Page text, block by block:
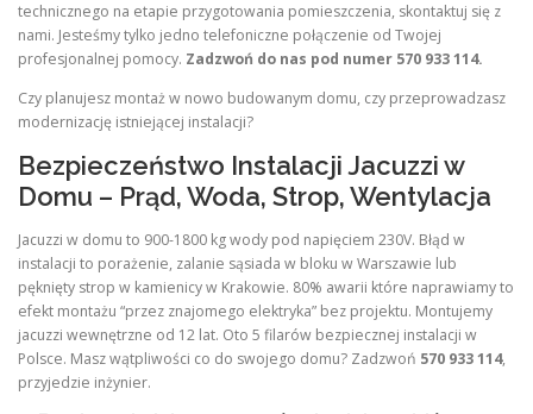
technicznego na etapie przygotowania pomieszczenia, skontaktuj się z
nami. Jesteśmy tylko jedno telefoniczne połączenie od Twojej
profesjonalnej pomocy. Zadzwoń do nas pod numer 570 933 114.
Czy planujesz montaż w nowo budowanym domu, czy przeprowadzasz
modernizację istniejącej instalacji?
Bezpieczeństwo Instalacji Jacuzzi w
Domu – Prąd, Woda, Strop, Wentylacja
Jacuzzi w domu to 900-1800 kg wody pod napięciem 230V. Błąd w
instalacji to porażenie, zalanie sąsiada w bloku w Warszawie lub
pęknięty strop w kamienicy w Krakowie. 80% awarii które naprawiamy to
efekt montażu “przez znajomego elektryka” bez projektu. Montujemy
jacuzzi wewnętrzne od 12 lat. Oto 5 filarów bezpiecznej instalacji w
Polsce. Masz wątpliwości co do swojego domu? Zadzwoń 570 933 114,
przyjedzie inżynier.